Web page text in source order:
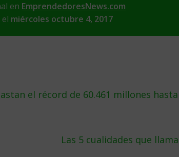
en EmprendedoresNews.com
miércoles octubre 4, 2017
el récord de 60.461 millones
Las 5 cualidades que